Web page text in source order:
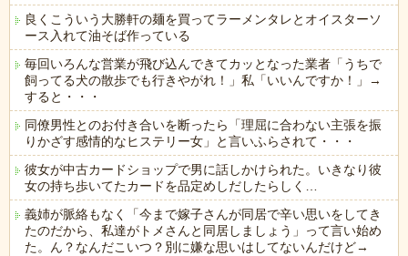
良くこういう大勝軒の麺を買ってラーメンタレとオイスターソ
ース入れて油そば作っている
毎回いろんな営業が飛び込んできてカッとなった業者「うちで
飼ってる犬の散歩でも行きやがれ！」私「いいんですか！」→
すると・・・
同僚男性とのお付き合いを断ったら「理屈に合わない主張を振
りかざす感情的なヒステリー女」と言いふらされて・・・
彼女が中古カードショップで男に話しかけられた。いきなり彼
女の持ち歩いてたカードを品定めしだしたらしく…
義姉が脈絡もなく「今まで嫁子さんが同居で辛い思いをしてき
たのだから、私達がトメさんと同居しましょう」って言い始め
た。ん？なんだこいつ？別に嫌な思いはしてないんだけど→